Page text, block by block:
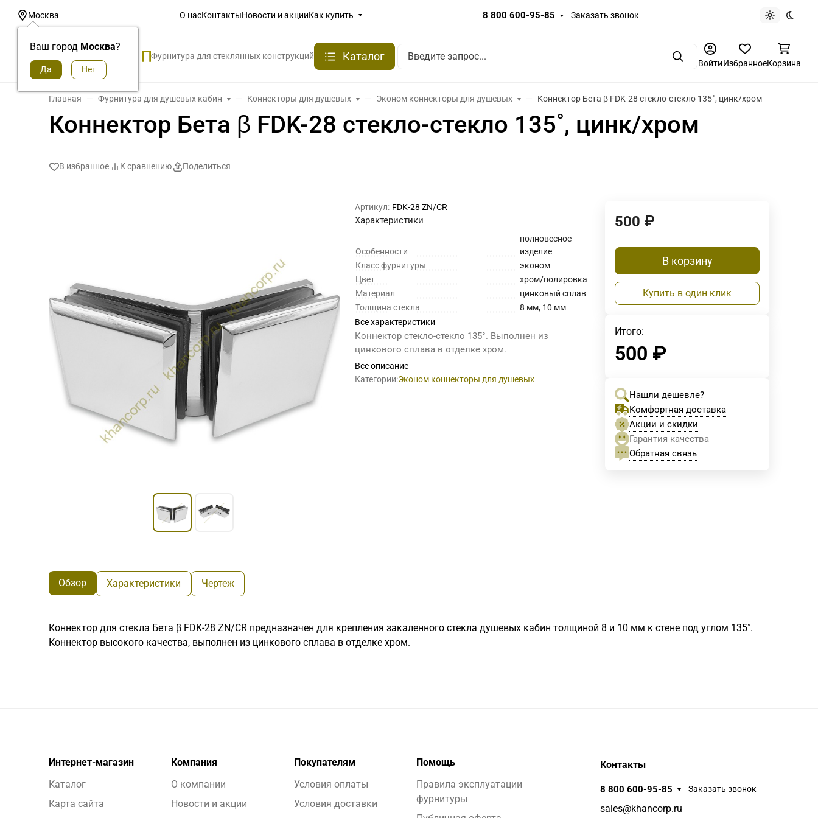
Москва
Ваш город Москва?
О насКонтактыНовости и акцииКак купить 8 800 600-95-85 Заказать звонок
Светлая
Фурнитура для стеклянных конструкций Каталог ПоискВойтиИзбранноеКорзина
Главная Фурнитура для душевых кабин Коннекторы для душевых Эконом коннекторы для душевых Коннектор Бета β FDK-28 стекло-стекло 135˚, цинк/хром
Коннектор Бета β FDK-28 стекло-стекло 135˚, цинк/хром
В избранное К сравнению Поделиться
Артикул: FDK-28 ZN/CR
Характеристики
Особенности
полновесное
изделие
Класс фурнитуры
эконом
Цвет
хром/полировка
Материал
цинковый сплав
Толщина стекла
8 мм, 10 мм
Все характеристики
Коннектор стекло-стекло 135°. Выполнен из
цинкового сплава в отделке хром.
Все описание
Категории:Эконом коннекторы для душевых
500 ₽
В корзину
Купить в один клик
Итого:
500 ₽
Нашли дешевле?
Комфортная доставка
Акции и скидки
Гарантия качества
Обратная связь
Обзор Характеристики Чертеж
Коннектор для стекла Бета β FDK-28 ZN/CR предназначен для крепления закаленного стекла душевых кабин толщиной 8 и 10 мм к стене под углом 135˚.
Коннектор высокого качества, выполнен из цинкового сплава в отделке хром.
Интернет-магазин
Каталог
Карта сайта
Компания
О компании
Новости и акции
Покупателям
Условия оплаты
Условия доставки
Помощь
Правила эксплуатации
фурнитуры
Контакты
8 800 600-95-85 Заказать звонок
sales@khancorp.ru